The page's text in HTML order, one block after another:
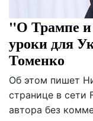
"О Трампе
уроки для
Томенко
Об этом пишет
странице в сети
автора без